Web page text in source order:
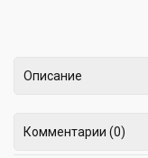
Описание
Комментарии (0)